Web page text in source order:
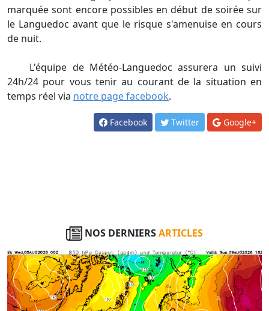
marquée sont encore possibles en début de soirée sur
le Languedoc avant que le risque s'amenuise en cours
de nuit.
L'équipe de Météo-Languedoc assurera un suivi
24h/24 pour vous tenir au courant de la situation en
temps réel via notre page facebook.
Facebook Twitter Google+
NOS DERNIERSARTICLES